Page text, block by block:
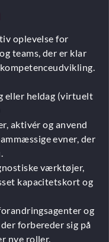
oplevelse for
teams, der er klar
eller heldag (virtuelt
aktivér og anvend
evner, der
værktøjer,
kapacitetskort og
og
forbereder sig på
nye roller.